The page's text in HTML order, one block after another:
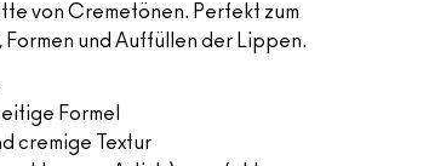
von Cremetönen. Perfekt zum
Formen und Auffüllen der Lippen.
Formel
cremige Textur